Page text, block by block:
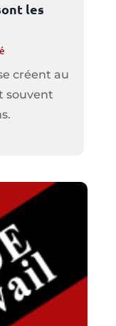
les
créent au
souvent